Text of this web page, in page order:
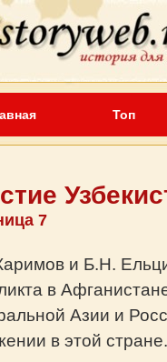
Топ
7
и Б.Н.
в
Азии и
в этой стране.